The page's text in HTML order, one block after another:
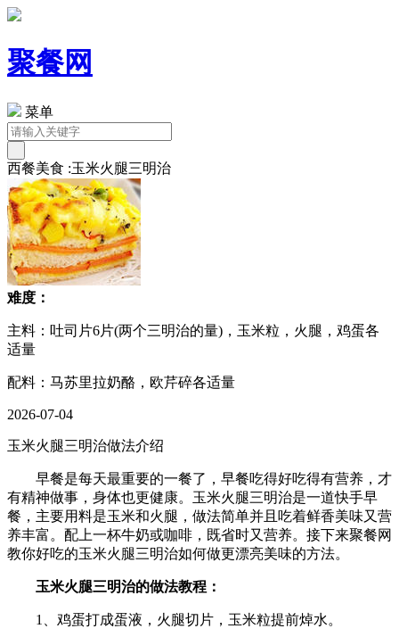
聚餐网
菜单
西餐美食 :玉米火腿三明治
难度：
主料：吐司片6片(两个三明治的量)，玉米粒，火腿，鸡蛋各
适量
配料：马苏里拉奶酪，欧芹碎各适量
2026-07-04
玉米火腿三明治做法介绍
早餐是每天最重要的一餐了，早餐吃得好吃得有营养，才
有精神做事，身体也更健康。玉米火腿三明治是一道快手早
餐，主要用料是玉米和火腿，做法简单并且吃着鲜香美味又营
养丰富。配上一杯牛奶或咖啡，既省时又营养。接下来聚餐网
教你好吃的玉米火腿三明治如何做更漂亮美味的方法。
玉米火腿三明治的做法教程：
1、鸡蛋打成蛋液，火腿切片，玉米粒提前焯水。